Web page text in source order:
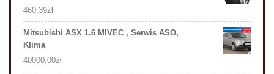
460,39zł
Mitsubishi ASX 1.6 MIVEC , Serwis ASO,
Klima
40000,00zł